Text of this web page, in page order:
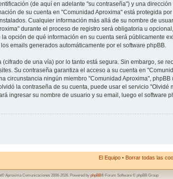
(de aquí en adelante "su contraseña") y una
de su cuenta en "Comunidad Aproxima" está protegida
Cualquier información más allá de su nombre de
durante el proceso de registro será obligatoria u
opción de qué información en su cuenta será públicamente
emails generados automáticamente por el software phpBB.
(cifrado de una vía) por lo tanto está segura. Sin embargo, se
Su contraseña garantiza el acceso a su cuenta en
circunstancia ningún miembro "Comunidad Aproxima", phpBB
la contraseña de su cuenta, puede usar el servicio "Olvidé
ingresar su nombre de usuario y su email, luego el software
El Equipo • Borrar todas las
Aproxima Comunicaciones 2006-2026. Powered by phpBB® Forum Software © phpBB Group